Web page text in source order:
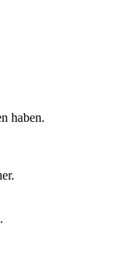
haben.